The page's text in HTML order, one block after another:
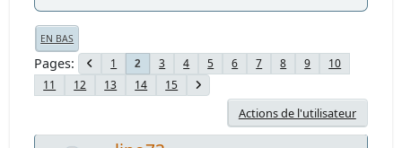
EN BAS
Pages 1 2 3 4 5 6 7 8 9
10
11
12 13 14 15
Actions de l'utilisateur